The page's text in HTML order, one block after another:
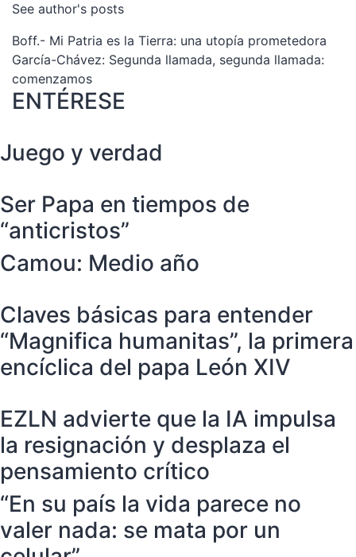
See author's posts
Navegación
de
entradas
Boff.- Mi Patria es la Tierra: una utopía prometedora
García-Chávez: Segunda llamada, segunda llamada:
comenzamos
ENTÉRESE
Juego y verdad
Ser Papa en tiempos de
“anticristos”
Camou: Medio año
Claves básicas para entender
“Magnifica humanitas”, la primera
encíclica del papa León XIV
EZLN advierte que la IA impulsa
la resignación y desplaza el
pensamiento crítico
“En su país la vida parece no
valer nada: se mata por un